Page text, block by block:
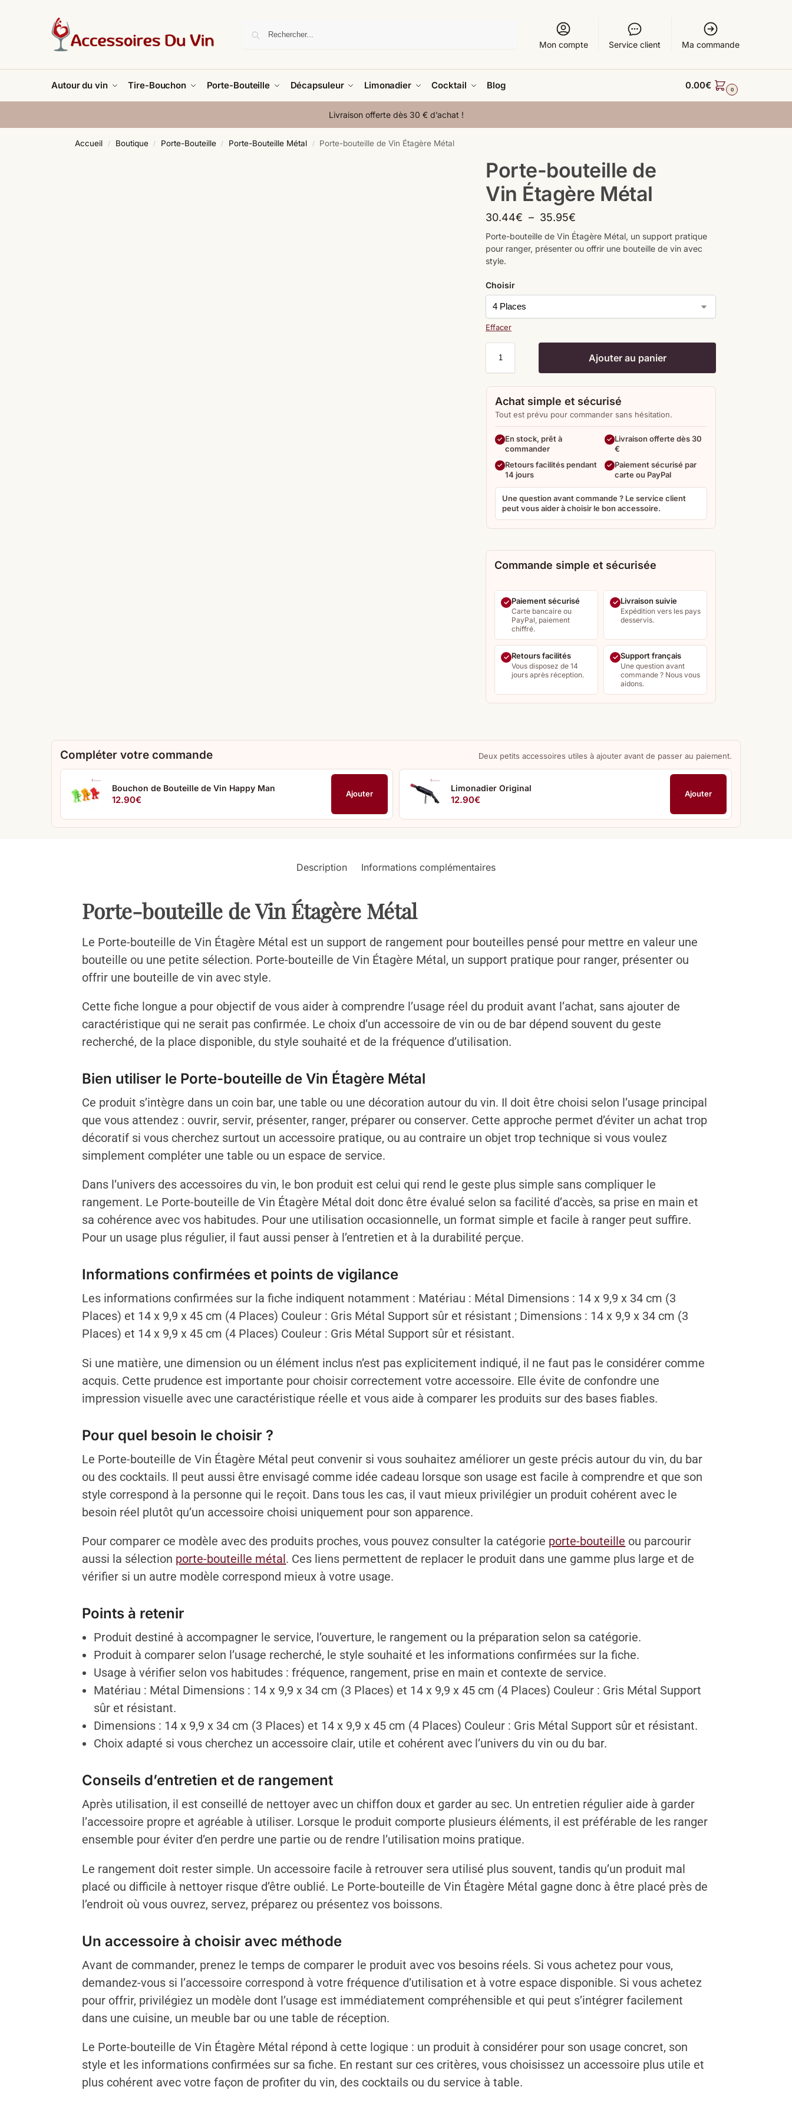
Mon compte Service client Ma commande
Autour du vin Tire-Bouchon Porte-Bouteille Décapsuleur Limonadier Cocktail Blog 0.00€ 0
Livraison offerte dès 30 € d’achat !
Accueil / Boutique / Porte-Bouteille / Porte-Bouteille Métal / Porte-bouteille de Vin Étagère Métal
Porte-bouteille de
Vin Étagère Métal
30.44€ – 35.95€
Porte-bouteille de Vin Étagère Métal, un support pratique
pour ranger, présenter ou offrir une bouteille de vin avec
style.
Choisir
Effacer
Ajouter au panier
Achat simple et sécurisé
Tout est prévu pour commander sans hésitation.
En stock, prêt à
commander
Livraison offerte dès 30
€
Retours facilités pendant
14 jours
Paiement sécurisé par
carte ou PayPal
Une question avant commande ? Le service client
peut vous aider à choisir le bon accessoire.
Commande simple et sécurisée
Paiement sécurisé
Carte bancaire ou
PayPal, paiement
chiffré.
Livraison suivie
Expédition vers les pays
desservis.
Retours facilités
Vous disposez de 14
jours après réception.
Support français
Une question avant
commande ? Nous vous
aidons.
Compléter votre commande Deux petits accessoires utiles à ajouter avant de passer au paiement.
Bouchon de Bouteille de Vin Happy Man
12.90€
Ajouter
Limonadier Original
12.90€
Ajouter
Description Informations complémentaires
Porte-bouteille de Vin Étagère Métal
Le Porte-bouteille de Vin Étagère Métal est un support de rangement pour bouteilles pensé pour mettre en valeur une
bouteille ou une petite sélection. Porte-bouteille de Vin Étagère Métal, un support pratique pour ranger, présenter ou
offrir une bouteille de vin avec style.
Cette fiche longue a pour objectif de vous aider à comprendre l’usage réel du produit avant l’achat, sans ajouter de
caractéristique qui ne serait pas confirmée. Le choix d’un accessoire de vin ou de bar dépend souvent du geste
recherché, de la place disponible, du style souhaité et de la fréquence d’utilisation.
Bien utiliser le Porte-bouteille de Vin Étagère Métal
Ce produit s’intègre dans un coin bar, une table ou une décoration autour du vin. Il doit être choisi selon l’usage principal
que vous attendez : ouvrir, servir, présenter, ranger, préparer ou conserver. Cette approche permet d’éviter un achat trop
décoratif si vous cherchez surtout un accessoire pratique, ou au contraire un objet trop technique si vous voulez
simplement compléter une table ou un espace de service.
Dans l’univers des accessoires du vin, le bon produit est celui qui rend le geste plus simple sans compliquer le
rangement. Le Porte-bouteille de Vin Étagère Métal doit donc être évalué selon sa facilité d’accès, sa prise en main et
sa cohérence avec vos habitudes. Pour une utilisation occasionnelle, un format simple et facile à ranger peut suffire.
Pour un usage plus régulier, il faut aussi penser à l’entretien et à la durabilité perçue.
Informations confirmées et points de vigilance
Les informations confirmées sur la fiche indiquent notamment : Matériau : Métal Dimensions : 14 x 9,9 x 34 cm (3
Places) et 14 x 9,9 x 45 cm (4 Places) Couleur : Gris Métal Support sûr et résistant ; Dimensions : 14 x 9,9 x 34 cm (3
Places) et 14 x 9,9 x 45 cm (4 Places) Couleur : Gris Métal Support sûr et résistant.
Si une matière, une dimension ou un élément inclus n’est pas explicitement indiqué, il ne faut pas le considérer comme
acquis. Cette prudence est importante pour choisir correctement votre accessoire. Elle évite de confondre une
impression visuelle avec une caractéristique réelle et vous aide à comparer les produits sur des bases fiables.
Pour quel besoin le choisir ?
Le Porte-bouteille de Vin Étagère Métal peut convenir si vous souhaitez améliorer un geste précis autour du vin, du bar
ou des cocktails. Il peut aussi être envisagé comme idée cadeau lorsque son usage est facile à comprendre et que son
style correspond à la personne qui le reçoit. Dans tous les cas, il vaut mieux privilégier un produit cohérent avec le
besoin réel plutôt qu’un accessoire choisi uniquement pour son apparence.
Pour comparer ce modèle avec des produits proches, vous pouvez consulter la catégorie porte-bouteille ou parcourir
aussi la sélection porte-bouteille métal. Ces liens permettent de replacer le produit dans une gamme plus large et de
vérifier si un autre modèle correspond mieux à votre usage.
Points à retenir
Produit destiné à accompagner le service, l’ouverture, le rangement ou la préparation selon sa catégorie.
Produit à comparer selon l’usage recherché, le style souhaité et les informations confirmées sur la fiche.
Usage à vérifier selon vos habitudes : fréquence, rangement, prise en main et contexte de service.
Matériau : Métal Dimensions : 14 x 9,9 x 34 cm (3 Places) et 14 x 9,9 x 45 cm (4 Places) Couleur : Gris Métal Support
sûr et résistant.
Dimensions : 14 x 9,9 x 34 cm (3 Places) et 14 x 9,9 x 45 cm (4 Places) Couleur : Gris Métal Support sûr et résistant.
Choix adapté si vous cherchez un accessoire clair, utile et cohérent avec l’univers du vin ou du bar.
Conseils d’entretien et de rangement
Après utilisation, il est conseillé de nettoyer avec un chiffon doux et garder au sec. Un entretien régulier aide à garder
l’accessoire propre et agréable à utiliser. Lorsque le produit comporte plusieurs éléments, il est préférable de les ranger
ensemble pour éviter d’en perdre une partie ou de rendre l’utilisation moins pratique.
Le rangement doit rester simple. Un accessoire facile à retrouver sera utilisé plus souvent, tandis qu’un produit mal
placé ou difficile à nettoyer risque d’être oublié. Le Porte-bouteille de Vin Étagère Métal gagne donc à être placé près de
l’endroit où vous ouvrez, servez, préparez ou présentez vos boissons.
Un accessoire à choisir avec méthode
Avant de commander, prenez le temps de comparer le produit avec vos besoins réels. Si vous achetez pour vous,
demandez-vous si l’accessoire correspond à votre fréquence d’utilisation et à votre espace disponible. Si vous achetez
pour offrir, privilégiez un modèle dont l’usage est immédiatement compréhensible et qui peut s’intégrer facilement
dans une cuisine, un meuble bar ou une table de réception.
Le Porte-bouteille de Vin Étagère Métal répond à cette logique : un produit à considérer pour son usage concret, son
style et les informations confirmées sur sa fiche. En restant sur ces critères, vous choisissez un accessoire plus utile et
plus cohérent avec votre façon de profiter du vin, des cocktails ou du service à table.